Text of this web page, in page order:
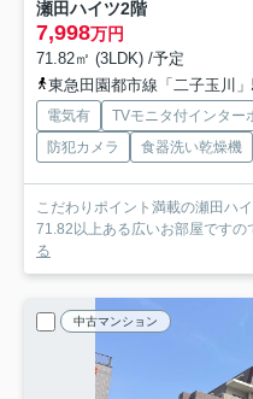
瀬田ハイツ2階
7,998万円
71.82㎡ (3LDK) /予定
東急田園都市線「二子玉川
電気有 TVモニタ付インター
防犯カメラ
食器洗い乾燥機
こだわりポイント満載の瀬田ハ
71.82以上ある広いお部屋ですの
る
中古マンション